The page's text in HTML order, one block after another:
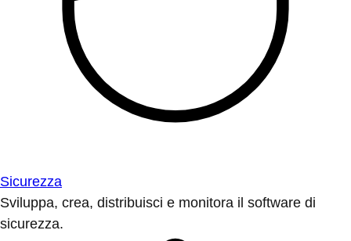
Sicurezza
Sviluppa, crea, distribuisci e monitora il software di
sicurezza.